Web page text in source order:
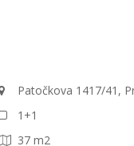
Patočkova 1417/41,
1+1
37 m2